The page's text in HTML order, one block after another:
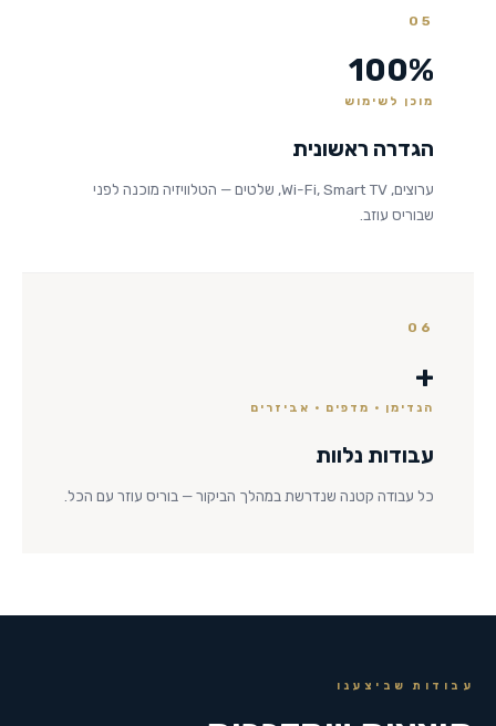
05
100%
מוכן לשימוש
הגדרה ראשונית
ערוצים, Wi-Fi, Smart TV, שלטים — הטלוויזיה מוכנה לפני
שבוריס עוזב.
06
+
הנדימן · מדפים · אביזרים
עבודות נלוות
כל עבודה קטנה שנדרשת במהלך הביקור — בוריס עוזר עם הכל.
עבודות שביצענו